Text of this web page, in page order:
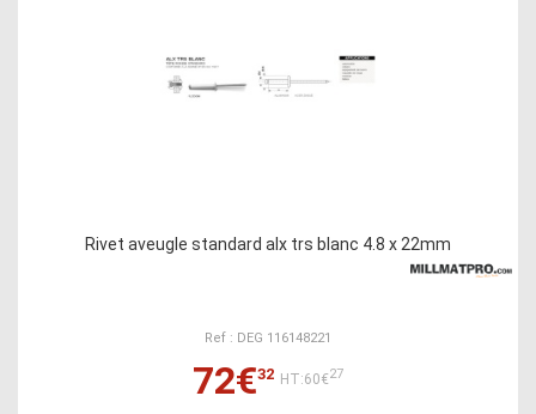
Rivet aveugle standard alx trs blanc 4.8 x 22mm
Ref : DEG 116148221
72€32 HT:60€27